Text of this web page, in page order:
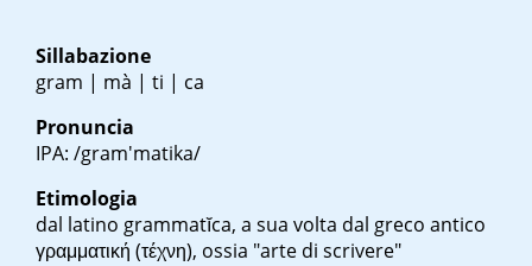
Sillabazione
gram | mà | ti | ca
Pronuncia
IPA: /gram'matika/
Etimologia
dal latino grammatĭca, a sua volta dal greco antico
γραμματική (τέχνη), ossia "arte di scrivere"